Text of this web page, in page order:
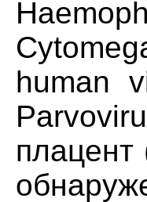
human
плацент